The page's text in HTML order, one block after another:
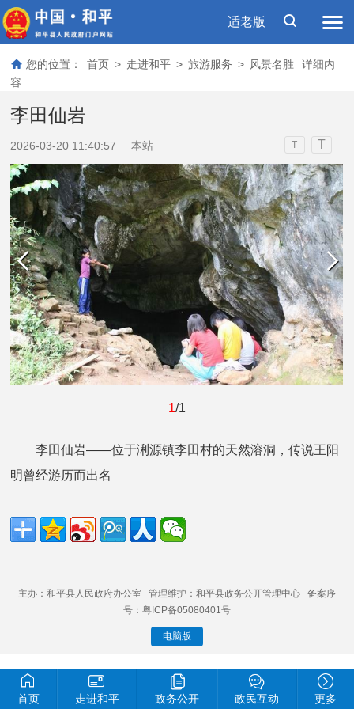
适老版
您的位置： 首页 > 走进和平 > 旅游服务 > 风景名胜
详细内
容
李田仙岩
2026-03-20 11:40:57 本站 T T
1/1
李田仙岩——位于浰源镇李田村的天然溶洞，传说王阳
明曾经游历而出名
主办：和平县人民政府办公室 管理维护：和平县政务公开管理中心 备案序
号：粤ICP备05080401号
电脑版
首页 走进和平 政务公开 政民互动 更多